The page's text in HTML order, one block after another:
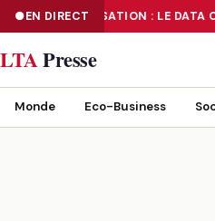
EN DIRECT
NUMÉRISATION : LE DATA
NUMÉRISATION : LE DATA CENTER
LTAPresse
Monde Eco-Business